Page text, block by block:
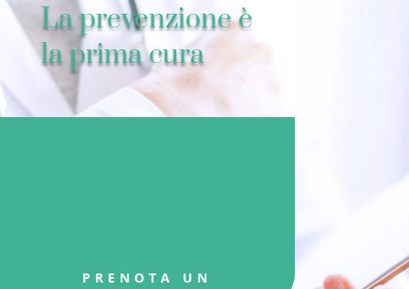
La prevenzione è
la prima cura
PRENOTA UN